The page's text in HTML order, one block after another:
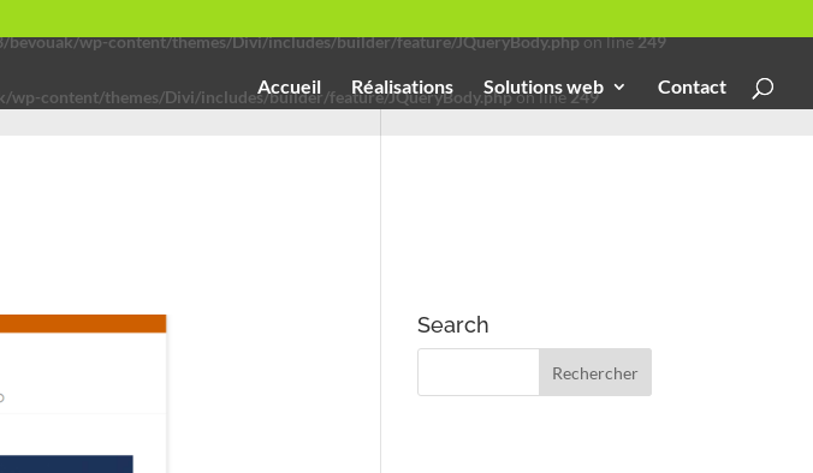
wp-content/themes/Divi/includes/builder/feature/JQueryBody.phpon line249
content/themes/Divi/includes/builder/feature/JQueryBody.phpon line249
Accueil Réalisations Solutions web Contact
Search